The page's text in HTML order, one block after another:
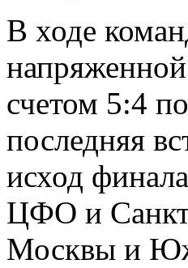
В ходе
счетом 5:4
последняя
исход
ЦФО и
Москвы и